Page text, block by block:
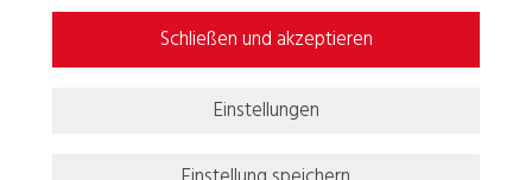
Schließen und akzeptieren
Einstellungen